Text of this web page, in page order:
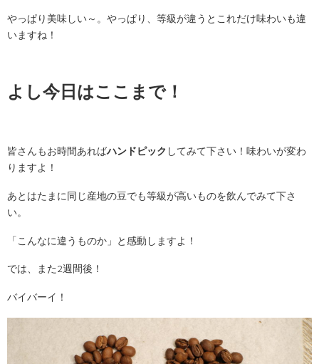
やっぱり美味しい～。やっぱり、等級が違うとこれだけ味わいも違
いますね！
よし今日はここまで！
皆さんもお時間あればハンドピック してみて下さい！味わいが変わ
りますよ！
あとはたまに同じ産地の豆でも等級が高いものを飲んでみて下さ
い。
「こんなに違うものか」と感動しますよ！
では、また2週間後！
バイバーイ！